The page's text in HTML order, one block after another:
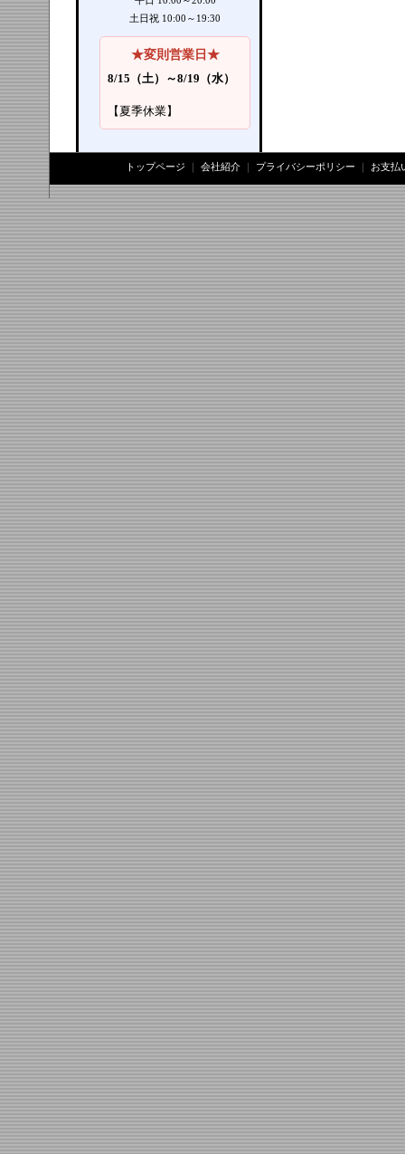
土日祝 10:00～19:30
★変則営業日★
8/15（土）～8/19（水）
【夏季休業】
トップページ 会社紹介 プライバシーポリシー お支払